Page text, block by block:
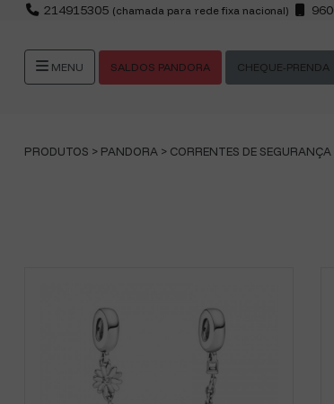
214915305 (chamada para rede fixa nacional)
MENU SALDOS PANDORA CHEQUE-PRENDA
PRODUTOS > PANDORA > CORRENTES DE SEGURANÇA